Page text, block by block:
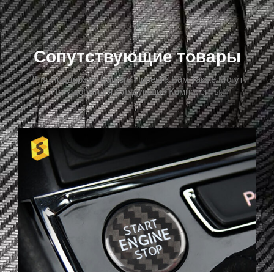
Сопутствующие товары
Для Поддержки Вашего Проекта Вам Также Могут
Понадобиться Следующие Компоненты.